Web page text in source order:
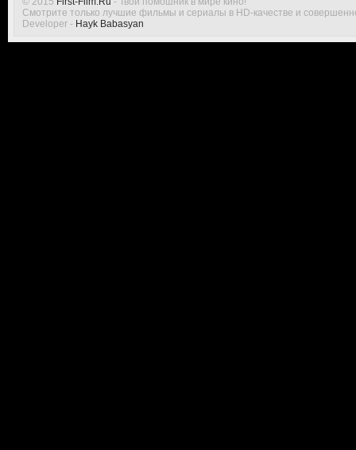
Смотрите только лучшие фильмы и сериалы в HD-качестве и
Developer - Hayk Babasyan